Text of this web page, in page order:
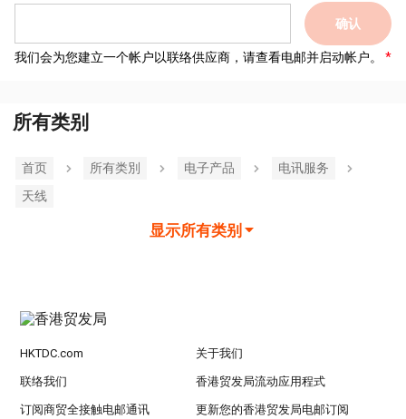
确认
我们会为您建立一个帐户以联络供应商，请查看电邮并启动帐户。
所有类别
首页 所有类別 电子产品
电讯服务
天线
显示所有类别
HKTDC.com 关于我们
联络我们 香港贸发局流动应用程式
订阅商贸全接触电邮通讯 更新您的香港贸发局电邮订阅